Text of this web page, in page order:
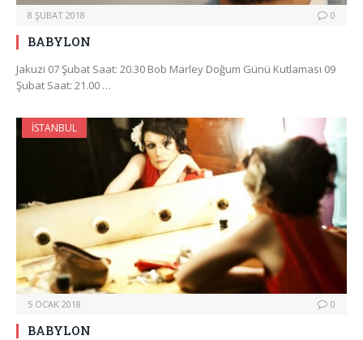
8 ŞUBAT 2018 0
BABYLON
Jakuzi 07 Şubat Saat: 20.30 Bob Marley Doğum Günü Kutlaması 09
Şubat Saat: 21.00 …
İSTANBUL
5 OCAK 2018 0
BABYLON